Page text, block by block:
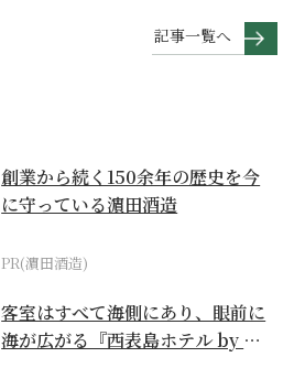
記事一覧へ
創業から続く150余年の歴史を今
に守っている濵田酒造
PR(濵田酒造)
客室はすべて海側にあり、眼前に
海が広がる『西表島ホテル by 星